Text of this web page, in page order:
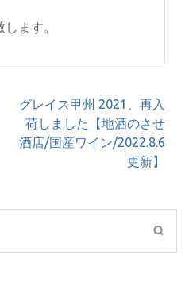
ます。
グレイス甲州 2021、再入
荷しました【地酒のさせ
酒店/国産ワイン/2022.8.6
更新】